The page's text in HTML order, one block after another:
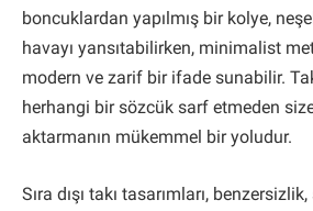
boncuklardan yapılmış bir kolye,
havayı yansıtabilirken, minimalist
modern ve zarif bir ifade sunabilir.
herhangi bir sözcük sarf etmeden size
aktarmanın mükemmel bir yoludur.
Sıra dışı takı tasarımları,